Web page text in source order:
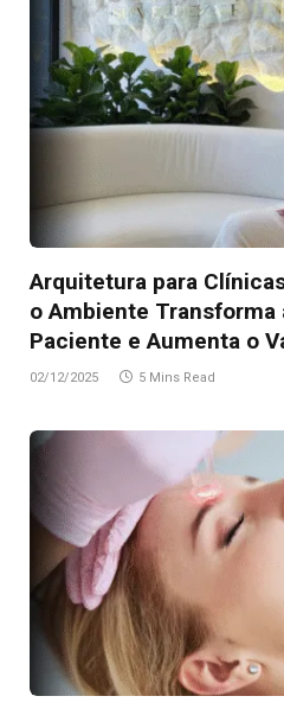
Arquitetura para
o Ambiente Transforma
Paciente e Aumenta o
02/12/2025 5 Mins Read